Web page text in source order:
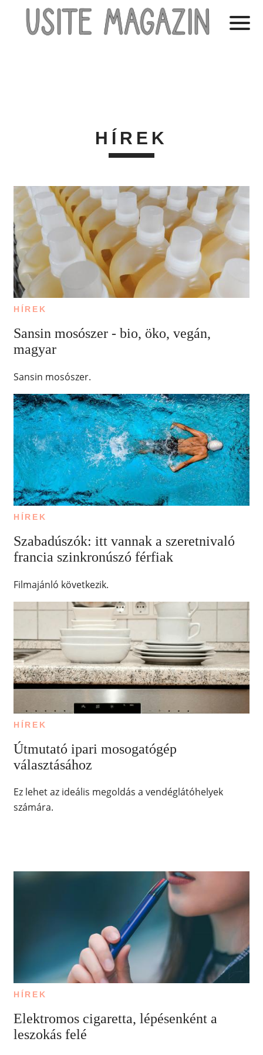
HÍREK
HÍREK
Sansin mosószer - bio, öko, vegán,
magyar
Sansin mosószer.
HÍREK
Szabadúszók: itt vannak a szeretnivaló
francia szinkronúszó férfiak
Filmajánló következik.
HÍREK
Útmutató ipari mosogatógép
választásához
Ez lehet az ideális megoldás a vendéglátóhelyek
számára.
HÍREK
Elektromos cigaretta, lépésenként a
leszokás felé